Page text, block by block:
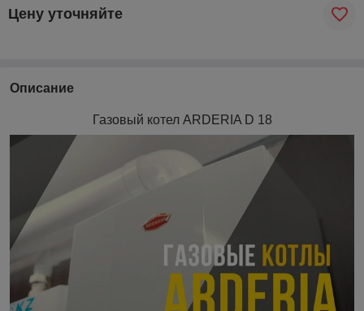
Цену уточняйте
Описание
Газовый котел ARDERIA D 18